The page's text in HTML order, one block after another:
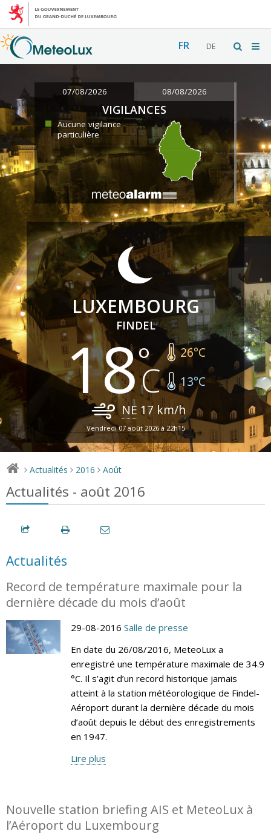
FR DE
07/08/2026 08/08/2026
VIGILANCES
Aucune vigilance
particulière
LUXEMBOURG
FINDEL
18 26°C
13°C
NE 17 km/h
Vendredi 07 août 2026 à 22h15
> Actualités > 2016 > Août
Actualités - août 2016
Actualités
Record de température maximale pour la
dernière décade du mois d’août
29-08-2016 Salle de presse
En date du 26/08/2016, MeteoLux a
enregistré une température maximale de 34.9
°C. Il s’agit d’un record historique jamais
atteint à la station météorologique de Findel-
Aéroport durant la dernière décade du mois
d’août depuis le début des enregistrements
en 1947.
Lire plus
Nouvelle station briefing AIS et MeteoLux à
l’Aéroport du Luxembourg